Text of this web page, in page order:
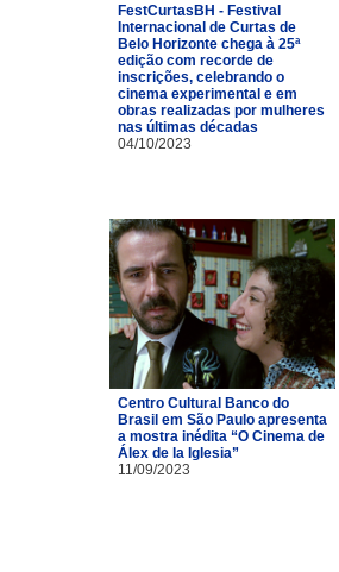
FestCurtasBH - Festival
Internacional de Curtas de
Belo Horizonte chega à 25ª
edição com recorde de
inscrições, celebrando o
cinema experimental e em
obras realizadas por mulheres
nas últimas décadas
04/10/2023
Centro Cultural Banco do
Brasil em São Paulo apresenta
a mostra inédita “O Cinema de
Álex de la Iglesia”
11/09/2023